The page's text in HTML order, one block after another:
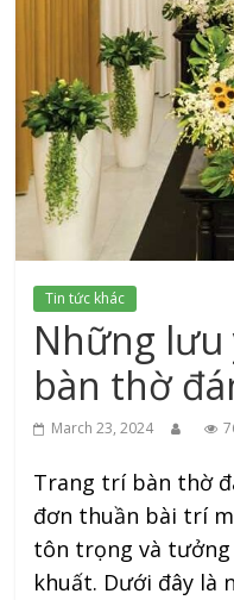
Tin tức khác
Những
bàn thờ
March 23, 2024
Trang trí bàn thờ
đơn thuần bài trí
tôn trọng và
khuất. Dưới đây là